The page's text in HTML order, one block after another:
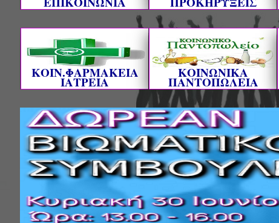
ΚΟΙΝ.ΦΑΡΜΑΚΕΙΑ
ΙΑΤΡΕΙΑ
ΚΟΙΝΩΝΙΚΑ
ΠΑΝΤΟΠΩΛΕΙΑ